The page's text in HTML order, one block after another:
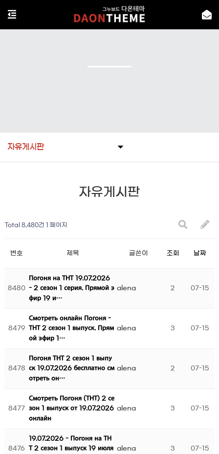
자유게시판
자유게시판
Total 8,480건 1 페이지
번호 제목 글쓴이 조회 날짜
8480
Погоня на ТНТ 19.07.2026
- 2 сезон 1 серия. Прямой э
фир 19 и…
alena 2 07-15
8479
Смотреть онлайн Погоня -
ТНТ 2 сезон 1 выпуск. Прям
ой эфир 1…
alena 3 07-15
8478
Погоня ТНТ 2 сезон 1 выпу
ск 19.07.2026 бесплатно см
отреть он…
alena 2 07-15
8477
Смотреть Погоня (ТНТ) 2 се
зон 1 выпуск от 19.07.2026
онлайн
alena 3 07-15
8476
19.07.2026 - Погоня на ТН
Т 2 сезон 1 выпуск 19 июля alena 3 07-15